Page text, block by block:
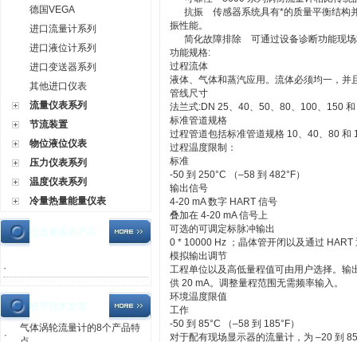
德国VEGA
进口流量计系列
进口液位计系列
进口变送器系列
其他进口仪表
流量仪表系列
节流装置
物位液位仪表
压力仪表系列
温度仪表系列
冷量热量能量仪表
点击量多的产品
·
较早技术文章
·
气体涡轮流量计的8个产品特
抗振 传感器系统具有*的质量平衡结构并
振性能。
简化故障排除 可通过设备诊断功能现场
功能规格:
过程流体
液体、气体和蒸汽应用。流体必须均一，并
管线尺寸
法兰式:DN 25、40、50、80、100、150
标准管道规格
过程管道包括标准管道规格 10、40、80 和
过程温度限制：
标准
-50 到 250°C （–58 到 482°F）
输出信号
4-20 mA 数字 HART 信号
叠加在 4-20 mA 信号上
可选的可调定标脉冲输出
0 * 10000 Hz ；晶体管开闭以及通过
模拟输出调节
工程单位以及高低量程值可由用户选择。
供 20 mA。调整量程范围无需频率输入。
环境温度限值
工作
-50 到 85°C （–58 到 185°F）
对于配有现场显示器的流量计，为 –20 到